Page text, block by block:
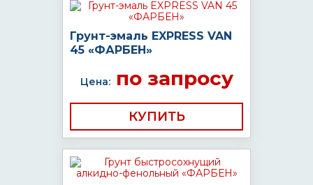
Грунт-эмаль EXPRESS VAN
45 «ФАРБЕН»
Цена:по запросу
КУПИТЬ